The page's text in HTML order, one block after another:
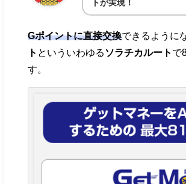
トが実現！
Gポイントに直接交換できるように
ト といういわゆる ソラチカルート で
す。